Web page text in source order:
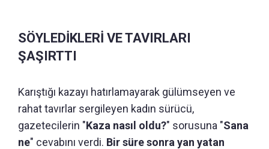
SÖYLEDİKLERİ VE TAVIRLARI
ŞAŞIRTTI
Karıştığı kazayı hatırlamayarak gülümseyen ve
rahat tavırlar sergileyen kadın sürücü,
gazetecilerin "Kaza nasıl oldu?" sorusuna "Sana
ne" cevabını verdi. Bir süre sonra yan yatan